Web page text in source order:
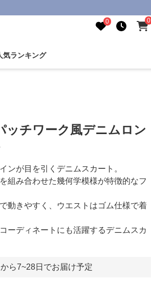
0 0
気ランキング
ッチワーク風デニムロン
ンが目を引くデニムスカート。
組み合わせた幾何学模様が特徴的なフ
動きやすく、ウエストはゴム仕様で着
ーディネートにも活躍するデニムスカ
ら7~28日でお届け予定